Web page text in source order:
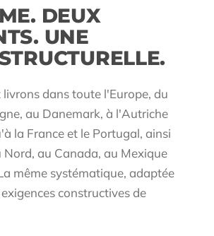
DEUX
UNE
dans toute l'Europe, du
au Danemark, à l'Autriche
la France et le Portugal, ainsi
au Canada, au Mexique
même systématique, adaptée
constructives de